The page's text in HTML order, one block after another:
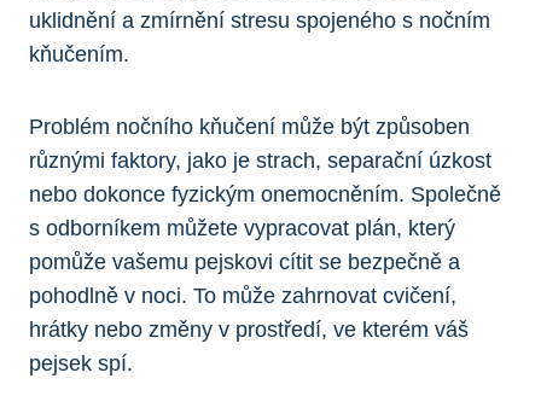
uklidnění a zmírnění stresu spojeného s nočním
kňučením.
Problém nočního kňučení může být způsoben
různými faktory, jako je strach, separační úzkost
nebo dokonce fyzickým onemocněním. Společně
s odborníkem můžete vypracovat plán, který
pomůže vašemu pejskovi cítit se bezpečně a
pohodlně v noci. To může zahrnovat cvičení,
hrátky nebo změny v prostředí, ve kterém váš
pejsek spí.